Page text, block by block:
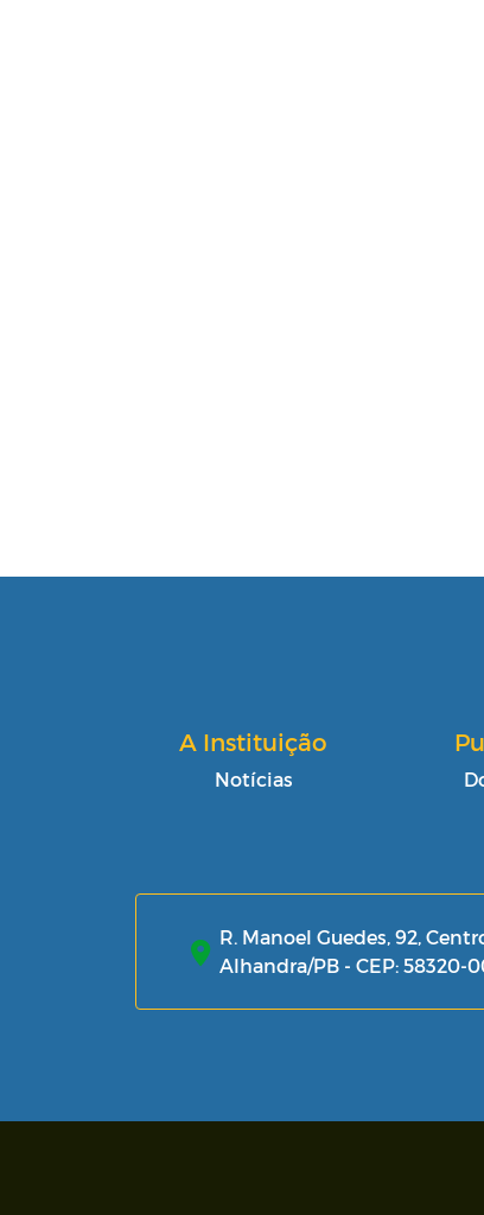
A Instituição
Notícias
R. Manoel Guedes, 92,
Alhandra/PB - CEP: 58320-